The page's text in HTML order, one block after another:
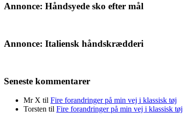
Annonce: Håndsyede sko efter mål
Annonce: Italiensk håndskrædderi
Seneste kommentarer
Mr X til Fire forandringer på min vej i klassisk tøj
Torsten til Fire forandringer på min vej i klassisk tøj